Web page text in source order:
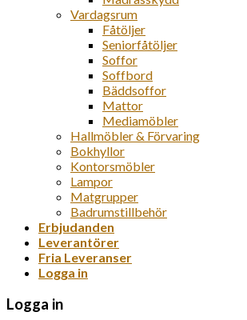
Vardagsrum
Fåtöljer
Seniorfåtöljer
Soffor
Soffbord
Bäddsoffor
Mattor
Mediamöbler
Hallmöbler & Förvaring
Bokhyllor
Kontorsmöbler
Lampor
Matgrupper
Badrumstillbehör
Erbjudanden
Leverantörer
Fria Leveranser
Logga in
Logga in